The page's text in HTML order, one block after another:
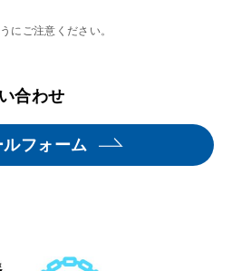
にご注意ください。
合わせ
ルフォーム